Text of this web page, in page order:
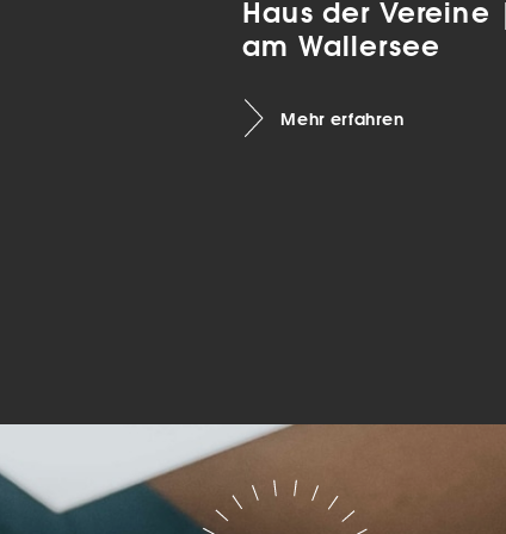
Haus der
am Wallersee
Mehr erfahren